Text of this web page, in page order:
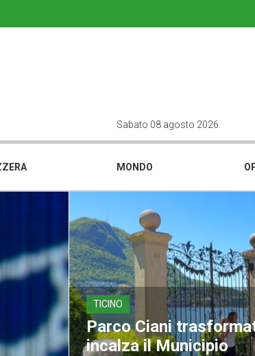
Sabato 08 agosto 2026
MONDO
TICINO
Parco Ciani
incalza il Municipio